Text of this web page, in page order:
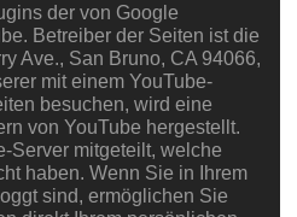
der von Google
Betreiber der Seiten ist die
Ave., San Bruno, CA 94066,
mit einem YouTube-
besuchen, wird eine
von YouTube hergestellt.
Server mitgeteilt, welche
haben. Wenn Sie in Ihrem
sind, ermöglichen Sie